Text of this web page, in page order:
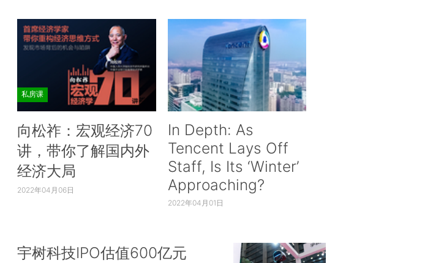
私房课
向松祚：宏观经济70
讲，带你了解国内外
经济大局
2022年04月06日
In Depth: As
Tencent Lays Off
Staff, Is Its ‘Winter’
Approaching?
2022年04月01日
宇树科技IPO估值600亿元